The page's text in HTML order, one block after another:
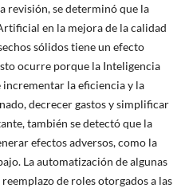
revisión, se determinó que la
en la mejora de la calidad
sólidos tiene un efecto
ocurre porque la Inteligencia
la eficiencia y la
decrecer gastos y simplificar
también se detectó que la
efectos adversos, como la
La automatización de algunas
de roles otorgados a las